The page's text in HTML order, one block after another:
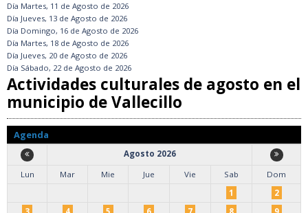
Día Martes, 11 de Agosto de 2026
Día Jueves, 13 de Agosto de 2026
Día Domingo, 16 de Agosto de 2026
Día Martes, 18 de Agosto de 2026
Día Jueves, 20 de Agosto de 2026
Día Sábado, 22 de Agosto de 2026
Actividades culturales de agosto en el
municipio de Vallecillo
Agenda
Agosto 2026
Lun
Mar Mie Jue Vie Sab
Dom
1
2